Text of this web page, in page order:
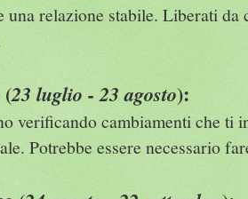
una relazione stabile. Liberati
(23 luglio - 23 agosto):
verificando cambiamenti che ti
Potrebbe essere necessario